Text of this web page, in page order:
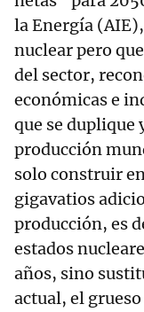
la Energía
nuclear pero
del sector,
económicas e
que se duplique
producción
solo construir
gigavatios
producción, es
estados
años, sino
actual, el